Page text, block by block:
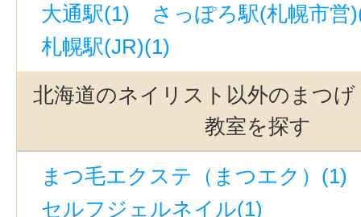
大通駅(1)
さっぽろ駅(札幌市営
札幌駅(JR)(1)
北海道のネイリスト以外のまつ
教室を探す
まつ毛エクステ（まつエク）(1)
セルフジェルネイル(1)